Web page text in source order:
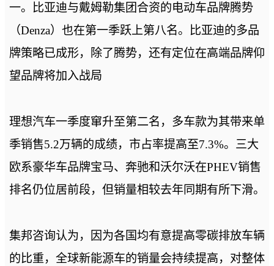
一。比亚迪与戴姆勒集团合资的电动车品牌腾势
（Denza）也在第一季跃上第八名。比亚迪的多品
牌策略已成形，除了腾势，还有定位在高端品牌仰
望品牌将加入战局
理想汽车一季度窜升至第二名，多车款为其带来单
季销售5.2万辆的成绩，市占率提高至7.3%。三大
欧系豪华车品牌宝马、奔驰和沃尔沃在PHEV销售
排名仍位居前段，但销量相较去年同期有所下滑。
集邦咨询认为，因为各国均有意提高零碳排放车辆
的比重，全球新能源车的销量会持续提高，对整体